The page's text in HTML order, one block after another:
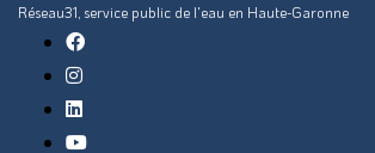
Réseau31, service public de l'eau en Haute-Garonne